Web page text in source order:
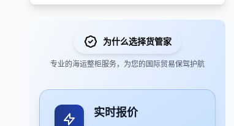
为什么选择货管家
专业的海运整柜服务，为您的国际贸易保驾护航
实时报价